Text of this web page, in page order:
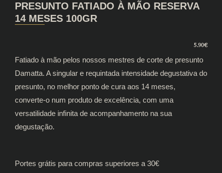
PRESUNTO FATIADO À MÃO RESERVA
14 MESES 100GR
5.90€
Fatiado à mão pelos nossos mestres de corte de presunto
Damatta. A singular e requintada intensidade degustativa do
presunto, no melhor ponto de cura aos 14 meses,
converte-o num produto de excelência, com uma
versatilidade infinita de acompanhamento na sua
degustação.
Portes grátis para compras superiores a 30€